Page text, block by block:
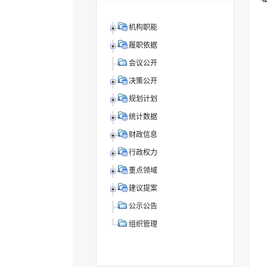
机构职能
履职依据
会议公开
决策公开
规划计划
统计数据
财政信息
行政权力
重点领域
建议提案
公示公告
组织管理